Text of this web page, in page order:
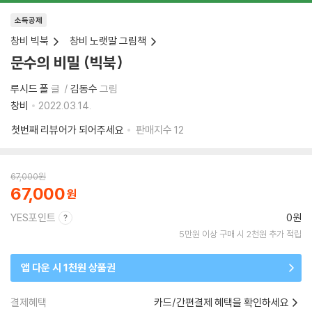
소득공제
창비 빅북 창비 노랫말 그림책
문수의 비밀 (빅북)
루시드 폴 글 김동수 그림
창비
2022.03.14.
첫번째 리뷰어가 되어주세요
판매지수 12
67,000원
67,000
YES포인트 0원
5만원 이상 구매 시 2천원 추가 적립
앱 다운 시 1천원 상품권
결제혜택 카드/간편결제 혜택을 확인하세요